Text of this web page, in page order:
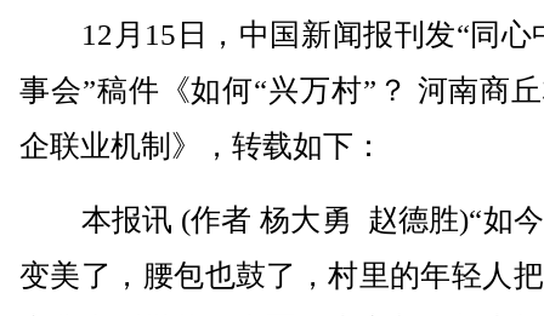
12月15日，中国新闻报刊发“同心
事会”稿件《如何“兴万村”？ 河南商
企联业机制》，转载如下：
本报讯 (作者 杨大勇 赵德胜)“如
变美了，腰包也鼓了，村里的年轻人